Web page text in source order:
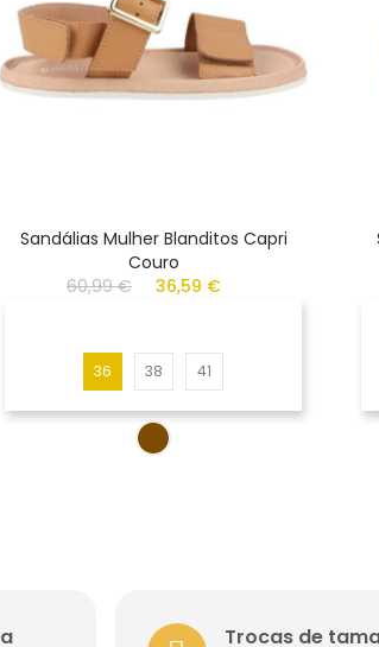
Sandálias Mulher Blanditos Capri
Couro
60,99 €
36,59 €
36 38 41
Trocas de